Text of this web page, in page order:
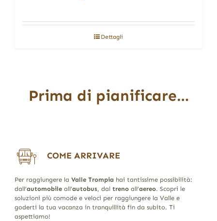
Dettagli
Prima di pianificare…
COME ARRIVARE
Per raggiungere la Valle Trompia hai tantissime possibilità:
dall’automobileall’autobus, dal trenoall’aereo. Scopri le
soluzioni più comode e veloci per raggiungere la Valle e
goderti la tua vacanza in tranquillità fin da subito. Ti
aspettiamo!